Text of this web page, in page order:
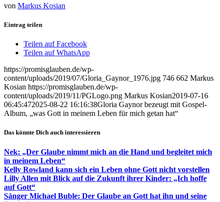
von Markus Kosian
Eintrag teilen
Teilen auf Facebook
Teilen auf WhatsApp
https://promisglauben.de/wp-
content/uploads/2019/07/Gloria_Gaynor_1976.jpg 746 662 Markus
Kosian https://promisglauben.de/wp-
content/uploads/2019/11/PGLogo.png Markus Kosian2019-07-16
06:45:472025-08-22 16:16:38Gloria Gaynor bezeugt mit Gospel-
Album, „was Gott in meinem Leben für mich getan hat“
Das könnte Dich auch interessieren
Nek: „Der Glaube nimmt mich an die Hand und begleitet mich
in meinem Leben“
Kelly Rowland kann sich ein Leben ohne Gott nicht vorstellen
Lilly Allen mit Blick auf die Zukunft ihrer Kinder: „Ich hoffe
auf Gott“
Sänger Michael Buble: Der Glaube an Gott hat ihn und seine